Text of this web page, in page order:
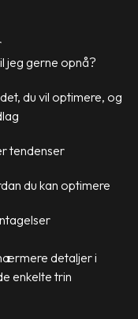
jeg gerne opnå?
du vil optimere, og
tendenser
du kan optimere
detaljer i
enkelte trin